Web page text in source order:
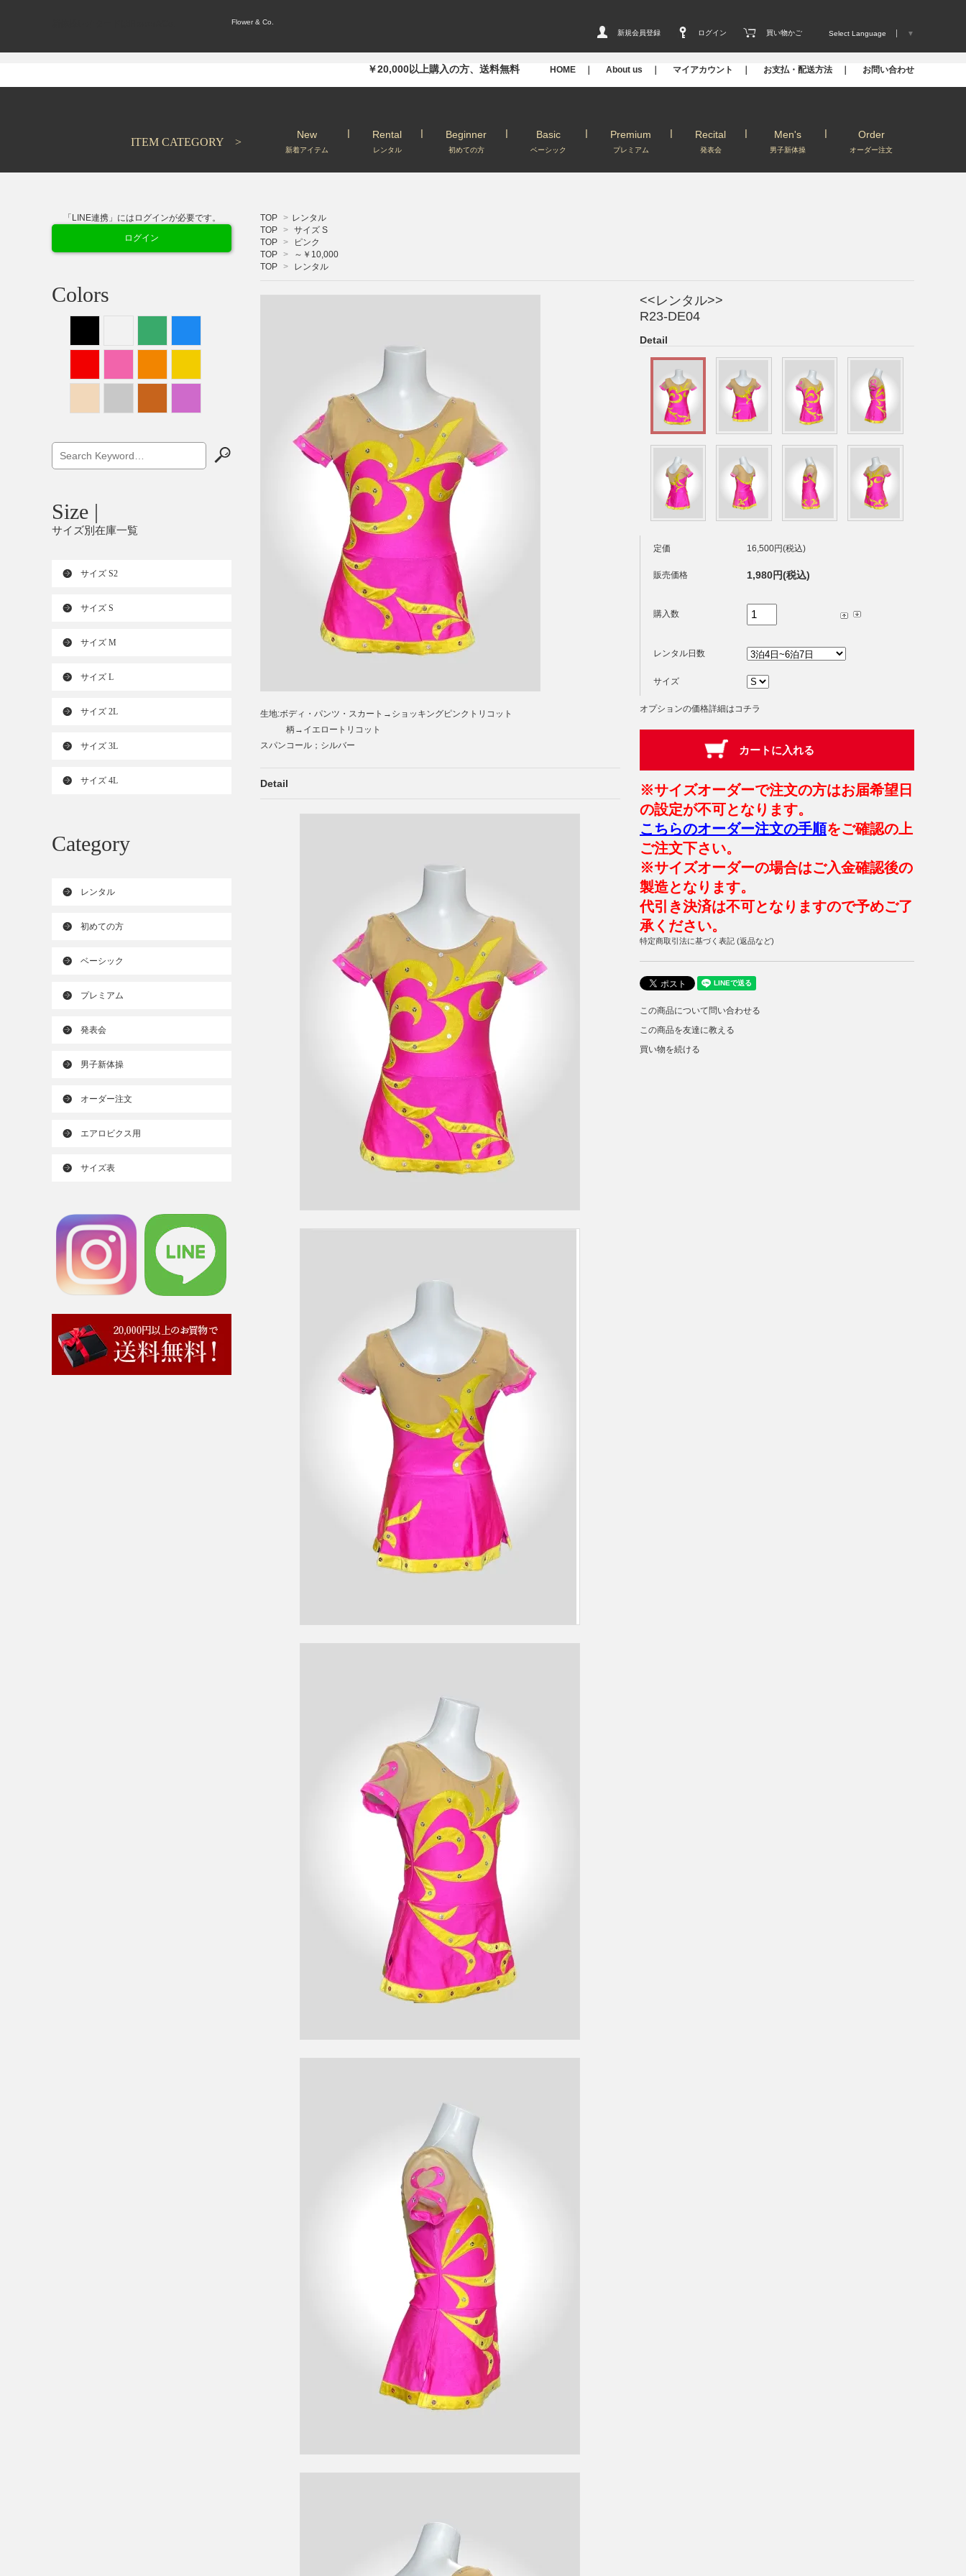
Flower & Co.
新規会員登録
ログイン 買い物かご Select Language ▼
￥20,000以上購入の方、送料無料 HOME ｜ About us ｜ マイアカウント ｜ お支払・配送方法 ｜ お問い合わせ
ITEM CATEGORY >
New
新着アイテム
Rental
レンタル
Beginner
初めての方
Basic
ベーシック
Premium
プレミアム
Recital
発表会
Men's
男子新体操
Order
オーダー注文
TOP > レンタル
TOP > サイズ S
TOP >
ピンク
TOP >
～￥10,000
TOP > レンタル
<<レンタル>>
R23-DE04
Detail
定価 16,500円(税込)
販売価格 1,980円(税込)
購入数
レンタル日数
サイズ
オプションの価格詳細はコチラ
※サイズオーダーで注文の方はお届希望日
の設定が不可となります。
こちらのオーダー注文の手順をご確認の上
ご注文下さい。
※サイズオーダーの場合はご入金確認後の
製造となります。
代引き決済は不可となりますので予めご了
承ください。
特定商取引法に基づく表記 (返品など)
この商品について問い合わせる
この商品を友達に教える
買い物を続ける
生地:ボディ・パンツ・スカート→ショッキングピンクトリコット
柄→イエロートリコット
スパンコール；シルバー
Detail
「LINE連携」にはログインが必要です。
ログイン
Colors
Size |
サイズ別在庫一覧
サイズ S2
サイズ S
サイズ M
サイズ L
サイズ 2L
サイズ 3L
サイズ 4L
Category
レンタル
初めての方
ベーシック
プレミアム
発表会
男子新体操
オーダー注文
エアロビクス用
サイズ表